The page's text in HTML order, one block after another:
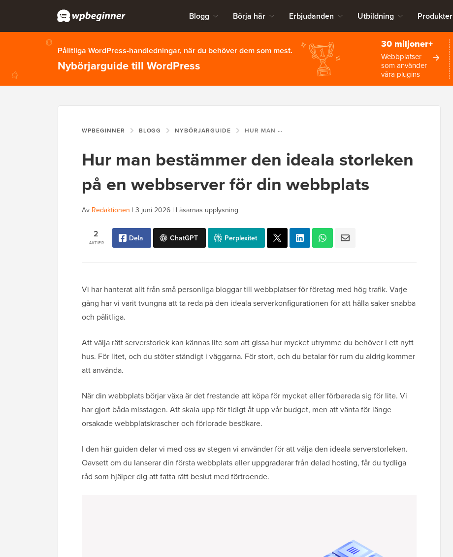
Blogg Börja här Erbjudanden Utbildning Produkter
Pålitliga WordPress-handledningar, när du behöver dem som mest.
Nybörjarguide till WordPress
30 miljoner+
Webbplatser
som använder
våra plugins
WPBEGINNER BLOGG NYBÖRJARGUIDE HUR MAN BESTÄMMER DEN IDEALA STORLEKEN PÅ EN WEBBSERVER FÖR DIN WEBBPLATS
Hur man bestämmer den ideala storleken
på en webbserver för din webbplats
Av Redaktionen | 3 juni 2026 | Läsarnas upplysning
AKTIER
2 Dela ChatGPT Perplexitet
Vi har hanterat allt från små personliga bloggar till webbplatser för företag med hög trafik. Varje
gång har vi varit tvungna att ta reda på den ideala serverkonfigurationen för att hålla saker snabba
och pålitliga.
Att välja rätt serverstorlek kan kännas lite som att gissa hur mycket utrymme du behöver i ett nytt
hus. För litet, och du stöter ständigt i väggarna. För stort, och du betalar för rum du aldrig kommer
att använda.
När din webbplats börjar växa är det frestande att köpa för mycket eller förbereda sig för lite. Vi
har gjort båda misstagen. Att skala upp för tidigt åt upp vår budget, men att vänta för länge
orsakade webbplatskrascher och förlorade besökare.
I den här guiden delar vi med oss av stegen vi använder för att välja den ideala serverstorleken.
Oavsett om du lanserar din första webbplats eller uppgraderar från delad hosting, får du tydliga
råd som hjälper dig att fatta rätt beslut med förtroende.